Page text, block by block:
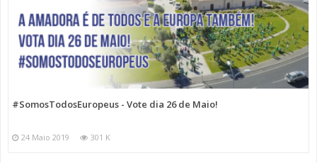
#SomosTodosEuropeus - Vote dia 26 de Maio!
24 Maio 2019 301 K